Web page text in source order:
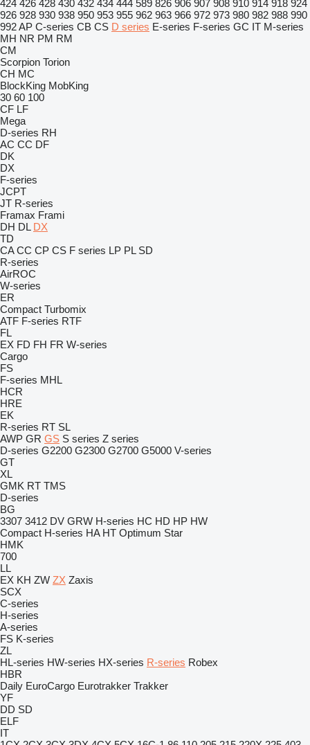
424 426 428 430 432 434 444 589 826 906 907 908 910 914 918 924
926 928 930 938 950 953 955 962 963 966 972 973 980 982 988 990
992AP C-series CB CS D series E-series F-series GC IT M-series
MH NR PM RM
CM
Scorpion Torion
CH MC
BlockKing MobKing
30 60 100
CF LF
Mega
D-series RH
AC CC DF
DK
DX
F-series
JCPT
JT R-series
Framax Frami
DH DL DX
TD
CA CC CP CS F series LP PL SD
R-series
AirROC
W-series
ER
Compact Turbomix
ATF F-series RTF
FL
EX FD FH FR W-series
Cargo
FS
F-series MHL
HCR
HRE
EK
R-series RT SL
AWP GR GS S series Z series
D-series G2200 G2300 G2700 G5000 V-series
GT
XL
GMK RT TMS
D-series
BG
3307 3412 DV GRW H-series HC HD HP HW
Compact H-series HA HT Optimum Star
HMK
700
LL
EX KH ZW ZX Zaxis
SCX
C-series
H-series
A-series
FS K-series
ZL
HL-series HW-series HX-series R-series Robex
HBR
Daily EuroCargo Eurotrakker Trakker
YF
DD SD
ELF
IT